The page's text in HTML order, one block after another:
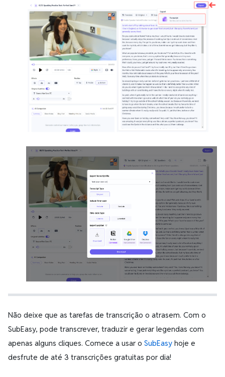
Não deixe que as tarefas de transcrição o atrasem. Com o
SubEasy, pode transcrever, traduzir e gerar legendas com
apenas alguns cliques. Comece a usar o SubEasy hoje e
desfrute de até 3 transcrições gratuitas por dia!